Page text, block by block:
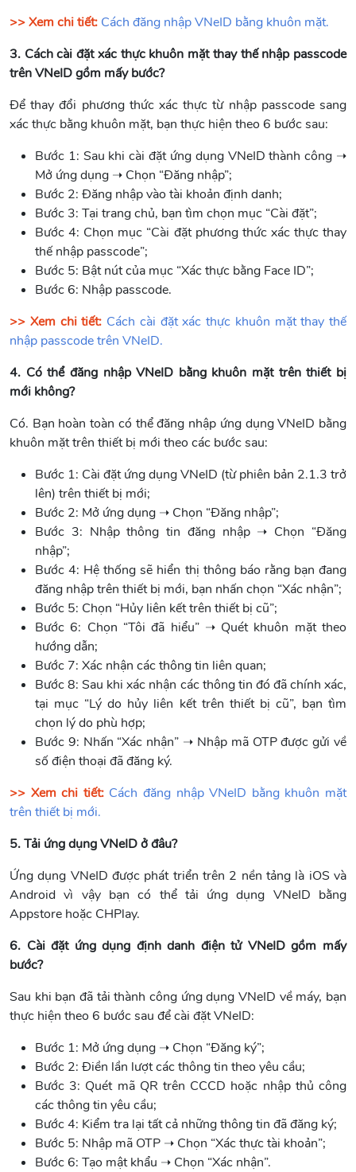
>> Xem chi tiết: Cách đăng nhập VNeID bằng khuôn mặt.
3. Cách cài đặt xác thực khuôn mặt thay thế nhập passcode
trên VNeID gồm mấy bước?
Để thay đổi phương thức xác thực từ nhập passcode sang
xác thực bằng khuôn mặt, bạn thực hiện theo 6 bước sau:
Bước 1: Sau khi cài đặt ứng dụng VNeID thành công ➝
Mở ứng dụng ➝ Chọn “Đăng nhập”;
Bước 2: Đăng nhập vào tài khoản định danh;
Bước 3: Tại trang chủ, bạn tìm chọn mục “Cài đặt”;
Bước 4: Chọn mục “Cài đặt phương thức xác thực thay
thế nhập passcode”;
Bước 5: Bật nút của mục “Xác thực bằng Face ID”;
Bước 6: Nhập passcode.
>> Xem chi tiết: Cách cài đặt xác thực khuôn mặt thay thế
nhập passcode trên VNeID.
4. Có thể đăng nhập VNeID bằng khuôn mặt trên thiết bị
mới không?
Có. Bạn hoàn toàn có thể đăng nhập ứng dụng VNeID bằng
khuôn mặt trên thiết bị mới theo các bước sau:
Bước 1: Cài đặt ứng dụng VNeID (từ phiên bản 2.1.3 trở
lên) trên thiết bị mới;
Bước 2: Mở ứng dụng ➝ Chọn “Đăng nhập”;
Bước 3: Nhập thông tin đăng nhập ➝ Chọn “Đăng
nhập”;
Bước 4: Hệ thống sẽ hiển thị thông báo rằng bạn đang
đăng nhập trên thiết bị mới, bạn nhấn chọn “Xác nhận”;
Bước 5: Chọn “Hủy liên kết trên thiết bị cũ”;
Bước 6: Chọn “Tôi đã hiểu” ➝ Quét khuôn mặt theo
hướng dẫn;
Bước 7: Xác nhận các thông tin liên quan;
Bước 8: Sau khi xác nhận các thông tin đó đã chính xác,
tại mục “Lý do hủy liên kết trên thiết bị cũ”, bạn tìm
chọn lý do phù hợp;
Bước 9: Nhấn “Xác nhận” ➝ Nhập mã OTP được gửi về
số điện thoại đã đăng ký.
>> Xem chi tiết: Cách đăng nhập VNeID bằng khuôn mặt
trên thiết bị mới.
5. Tải ứng dụng VNeID ở đâu?
Ứng dụng VNeID được phát triển trên 2 nền tảng là iOS và
Android vì vậy bạn có thể tải ứng dụng VNeID bằng
Appstore hoặc CHPlay.
6. Cài đặt ứng dụng định danh điện tử VNeID gồm mấy
bước?
Sau khi bạn đã tải thành công ứng dụng VNeID về máy, bạn
thực hiện theo 6 bước sau để cài đặt VNeID:
Bước 1: Mở ứng dụng ➝ Chọn “Đăng ký”;
Bước 2: Điền lần lượt các thông tin theo yêu cầu;
Bước 3: Quét mã QR trên CCCD hoặc nhập thủ công
các thông tin yêu cầu;
Bước 4: Kiểm tra lại tất cả những thông tin đã đăng ký;
Bước 5: Nhập mã OTP ➝ Chọn “Xác thực tài khoản”;
Bước 6: Tạo mật khẩu ➝ Chọn “Xác nhận”.